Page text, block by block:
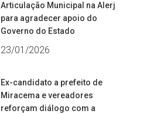
Articulação Municipal na Alerj
para agradecer apoio do
Governo do Estado
23/01/2026
Ex-candidato a prefeito de
Miracema e vereadores
reforçam diálogo com a